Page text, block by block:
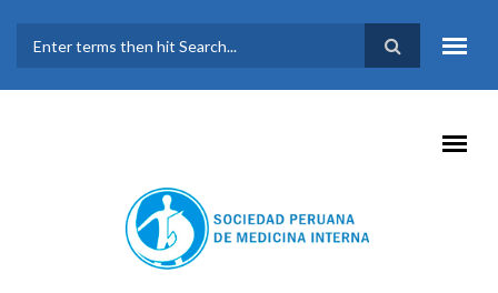
FORMULARIO DE
BÚSQUEDA